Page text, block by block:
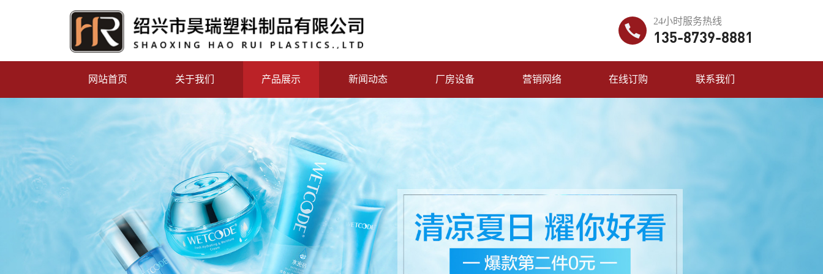
24小时服务热线
135-8739-8881
网站首页 关于我们 产品展示 新闻动态 厂房设备 营销网络 在线订购 联系我们